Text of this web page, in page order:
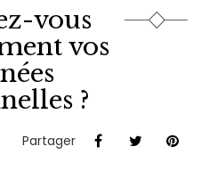
vous
vos
?
Partager